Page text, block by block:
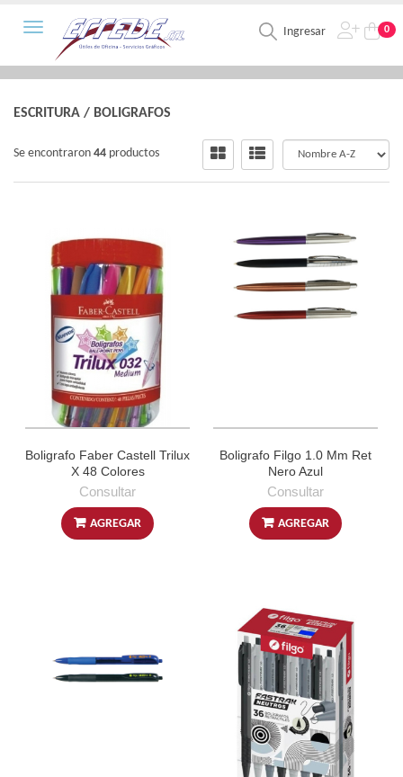
Ingresar 0
Toggle navigation
ESCRITURA / BOLIGRAFOS
Se encontraron 44 productos
Boligrafo Faber Castell Trilux
X 48 Colores
Consultar
AGREGAR
Boligrafo Filgo 1.0 Mm Ret
Nero Azul
Consultar
AGREGAR